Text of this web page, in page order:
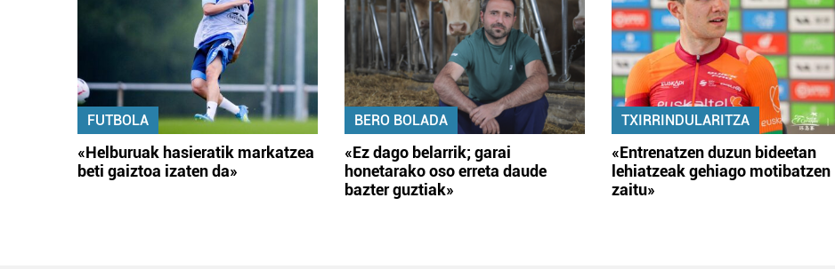
FUTBOLA
«Helburuak hasieratik markatzea
beti gaiztoa izaten da»
BERO BOLADA
«Ez dago belarrik; garai
honetarako oso erreta daude
bazter guztiak»
TXIRRINDULARITZA
«Entrenatzen duzun bideetan
lehiatzeak gehiago motibatzen
zaitu»